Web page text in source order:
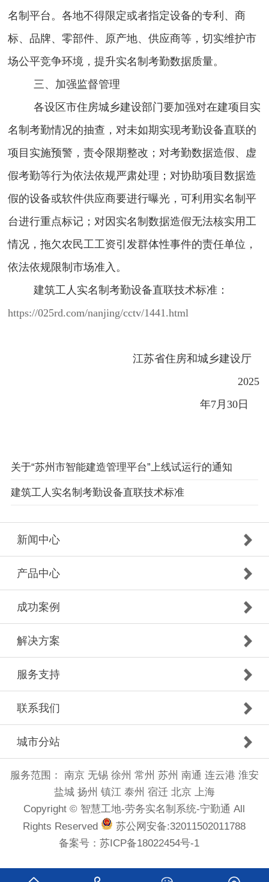
名制平台。各地不得限定或者指定设备的专利、商
标、品牌、零部件、原产地、供应商等，切实维护市
场公平竞争环境，提升实名制考勤数据质量。
三、加强监督管理
各设区市住房城乡建设部门要加强对在建项目实
名制考勤情况的抽查，对未如期实现考勤设备直联的
项目实施预警，责令限期整改；对考勤数据造假、虚
假考勤等行为依法依规严肃处理；对协助项目数据造
假的设备或软件供应商要进行曝光，可利用实名制平
台进行重点标记；对因实名制数据造假无法核实用工
情况，拖欠农民工工资引发群体性事件的责任单位，
依法依规限制市场准入。
建筑工人实名制考勤设备直联技术标准：
https://025rd.com/nanjing/cctv/1441.html
江苏省住房和城乡建设厅
2025
年7月 30日
关于“苏州市智能建造管理平台”上线试运行的通知
建筑工人实名制考勤设备直联技术标准
新闻中心
产品中心
成功案例
解决方案
服务支持
联系我们
城市分站
服务范围： 南京 无锡 徐州 常州 苏州 南通 连云港 淮安
盐城 扬州 镇江 泰州 宿迁 北京 上海
Copyright © 智慧工地-劳务实名制系统-宁勤通 All
Rights Reserved
苏公网安备:32011502011788
备案号：苏ICP备18022454号-1